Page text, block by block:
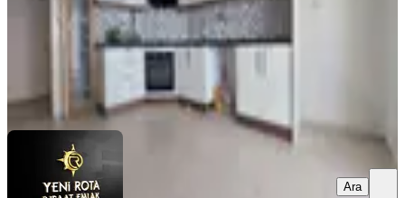
YENİ ROTA İNŞAAT EMLAK Seyid Serkan Bal
Ara
Ara